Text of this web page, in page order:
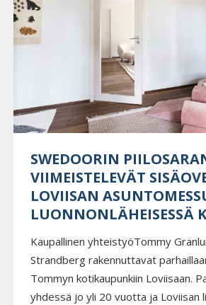
SWEDOORIN
VIIMEISTELEVÄT
LOVIISAN
LUONNONLÄHEISESSÄ
Kaupallinen yhteistyöTommy
Strandberg rakennuttavat
Tommyn kotikaupunkiin Loviisaan.
yhdessä jo yli 20 vuotta ja Loviisan